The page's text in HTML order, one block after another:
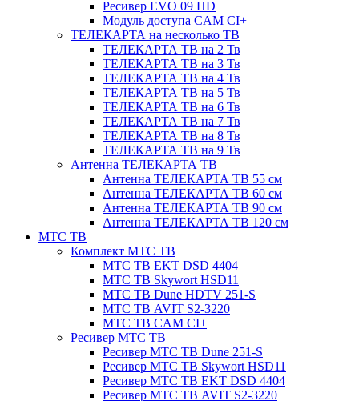
Ресивер EVO 09 HD
Модуль доступа CAM CI+
ТЕЛЕКАРТА на несколько ТВ
ТЕЛЕКАРТА ТВ на 2 Тв
ТЕЛЕКАРТА ТВ на 3 Тв
ТЕЛЕКАРТА ТВ на 4 Тв
ТЕЛЕКАРТА ТВ на 5 Тв
ТЕЛЕКАРТА ТВ на 6 Тв
ТЕЛЕКАРТА ТВ на 7 Тв
ТЕЛЕКАРТА ТВ на 8 Тв
ТЕЛЕКАРТА ТВ на 9 Тв
Антенна ТЕЛЕКАРТА ТВ
Антенна ТЕЛЕКАРТА ТВ 55 см
Антенна ТЕЛЕКАРТА ТВ 60 см
Антенна ТЕЛЕКАРТА ТВ 90 см
Антенна ТЕЛЕКАРТА ТВ 120 см
МТС ТВ
Комплект МТС ТВ
МТС ТВ EKT DSD 4404
МТС ТВ Skywort HSD11
МТС ТВ Dune HDTV 251-S
МТС ТВ AVIT S2-3220
МТС ТВ CAM CI+
Ресивер МТС ТВ
Ресивер МТС ТВ Dune 251-S
Ресивер МТС ТВ Skywort HSD11
Ресивер МТС ТВ EKT DSD 4404
Ресивер МТС ТВ AVIT S2-3220